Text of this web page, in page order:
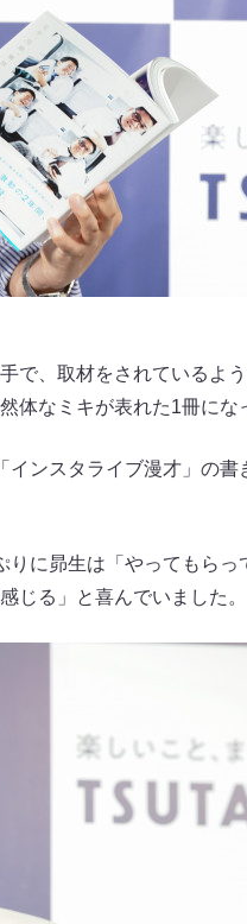
で、取材をされているよ
体なミキが表れた1冊にな
ンスタライブ漫才」の書
に昴生は「やってもらっ
じる」と喜んでいました。